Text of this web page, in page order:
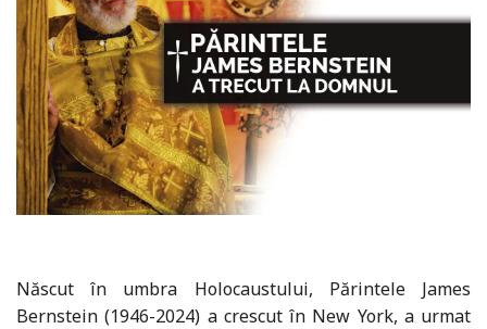
Născut în umbra Holocaustului, Părintele James
Bernstein (1946-2024) a crescut în New York, a urmat